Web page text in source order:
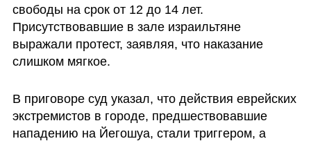
свободы на срок от 12 до 14 лет.
Присутствовавшие в зале израильтяне
выражали протест, заявляя, что наказание
слишком мягкое.
В приговоре суд указал, что действия еврейских
экстремистов в городе, предшествовавшие
нападению на Йегошуа, стали триггером, а